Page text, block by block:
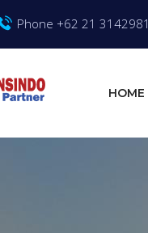
Phone +62 21 3142981
HOME